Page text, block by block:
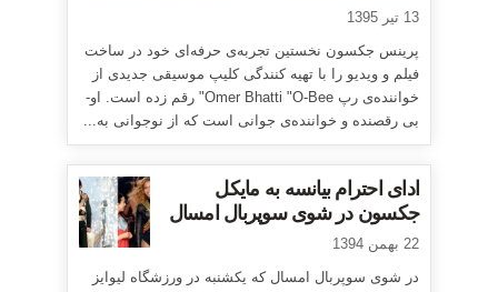
13 تیر 1395
پرینس جکسون نخستین تجربه‌ی حرفه‌ای خود در ساخت
فیلم و ویدیو را با تهیه کنندگی کلیپ موسیقی جدیدی از
خواننده‌ی رپ Omer Bhatti "O-Bee" رقم زده است. او-
بی رقصنده و خواننده‌ی جوانی است که از نوجوانی به...
ادای احترام بیانسه به مایکل
جکسون در شوی سوپربال امسال
22 بهمن 1394
در شوی سوپربال امسال که یکشنبه در ورزشگاه لیوایز